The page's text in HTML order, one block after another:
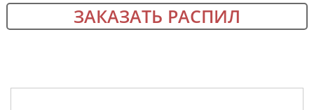
ЗАКАЗАТЬ РАСПИЛ